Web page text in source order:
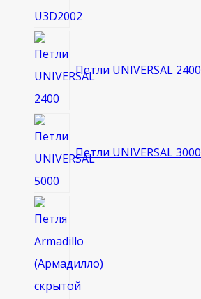
Петли UNIVERSAL 2400
Петли UNIVERSAL 3000